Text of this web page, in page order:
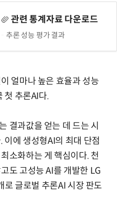
관련 통계자료 다운로드
추론 성능 평가 결과
얼마나 높은 효율과 성능
첫 추론AI다.
결과값을 얻는 데 드는 시
이에 생성형AI의 최대 단점
소화하는 게 핵심이다. 천
도 고성능 AI를 개발한 LG
글로벌 추론AI 시장 판도